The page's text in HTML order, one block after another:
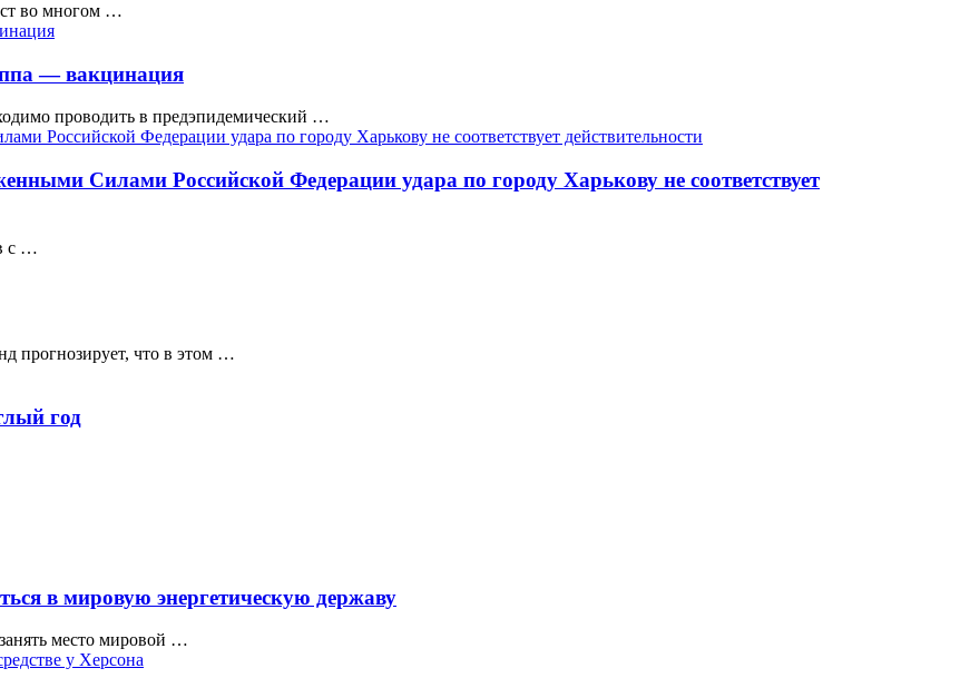
во многом …
— вакцинация
проводить в предэпидемический …
Силами Российской Федерации удара по городу Харькову не соответствует
с …
прогнозирует, что в этом …
год
в мировую энергетическую державу
место мировой …